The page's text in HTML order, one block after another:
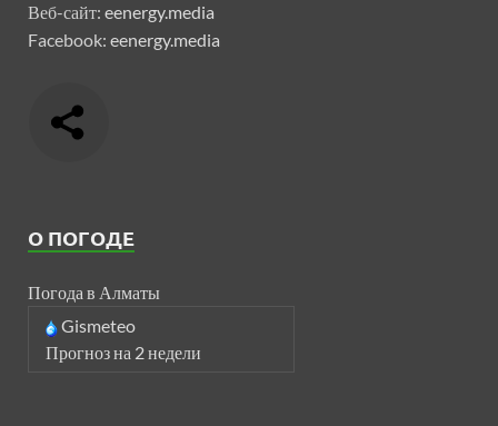
Веб-сайт: eenergy.media
Facebook: eenergy.media
О ПОГОДЕ
Погода в Алматы
Gismeteo
Прогноз на 2 недели